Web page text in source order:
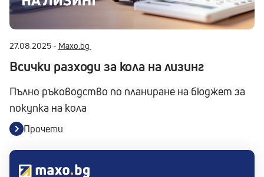
27.08.2025 - Maxo.bg
Всички разходи за кола на лизинг
Пълно ръководство по планиране на бюджет за
покупка на кола
Прочети